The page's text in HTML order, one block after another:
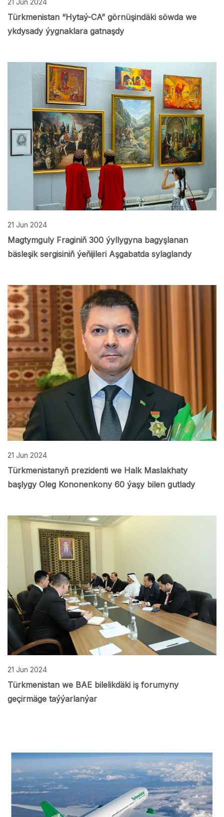
Türkmenistan “Hytaý-CA” görnüşindäki söwda we
ykdysady ýygnaklara gatnaşdy
21 Jun 2024
Magtymguly Fraginiň 300 ýyllygyna bagyşlanan
bäsleşik sergisiniň ýeňijileri Aşgabatda sylaglandy
21 Jun 2024
Türkmenistanyň prezidenti we Halk Maslakhaty
başlygy Oleg Kononenkony 60 ýaşy bilen gutlady
21 Jun 2024
Türkmenistan we BAE bilelikdäki iş forumyny
geçirmäge taýýarlanýar